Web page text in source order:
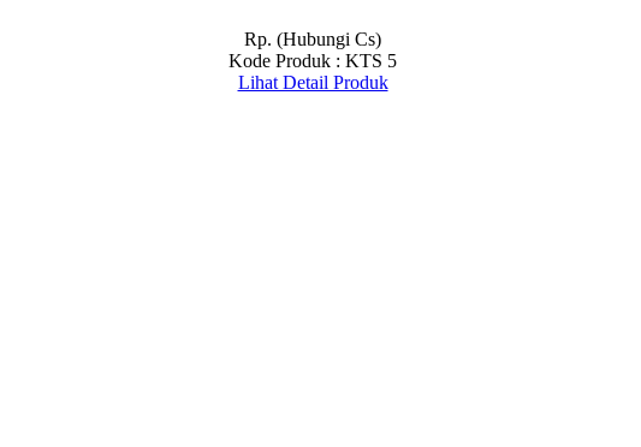
Rp. (Hubungi Cs)
Kode Produk : KTS 5
Lihat Detail Produk